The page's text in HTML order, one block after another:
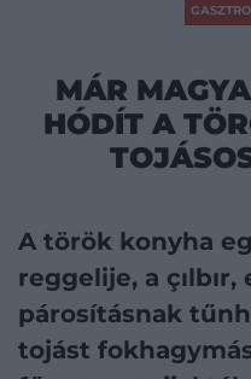
GASZTRO
MÁR
HÓDÍT A
A török konyha
reggelije, a
párosításnak
tojást